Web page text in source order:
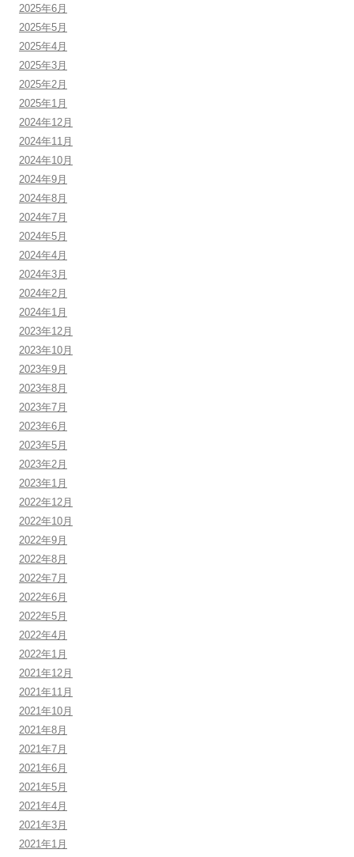
2025年6月
2025年5月
2025年4月
2025年3月
2025年2月
2025年1月
2024年12月
2024年11月
2024年10月
2024年9月
2024年8月
2024年7月
2024年5月
2024年4月
2024年3月
2024年2月
2024年1月
2023年12月
2023年10月
2023年9月
2023年8月
2023年7月
2023年6月
2023年5月
2023年2月
2023年1月
2022年12月
2022年10月
2022年9月
2022年8月
2022年7月
2022年6月
2022年5月
2022年4月
2022年1月
2021年12月
2021年11月
2021年10月
2021年8月
2021年7月
2021年6月
2021年5月
2021年4月
2021年3月
2021年1月